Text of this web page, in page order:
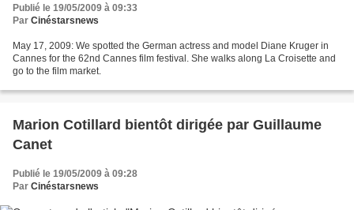
Publié le 19/05/2009 à 09:33
Par Cinéstarsnews
May 17, 2009: We spotted the German actress and model Diane Kruger in
Cannes for the 62nd Cannes film festival. She walks along La Croisette and
go to the film market.
Marion Cotillard bientôt dirigée par Guillaume
Canet
Publié le 19/05/2009 à 09:28
Par Cinéstarsnews